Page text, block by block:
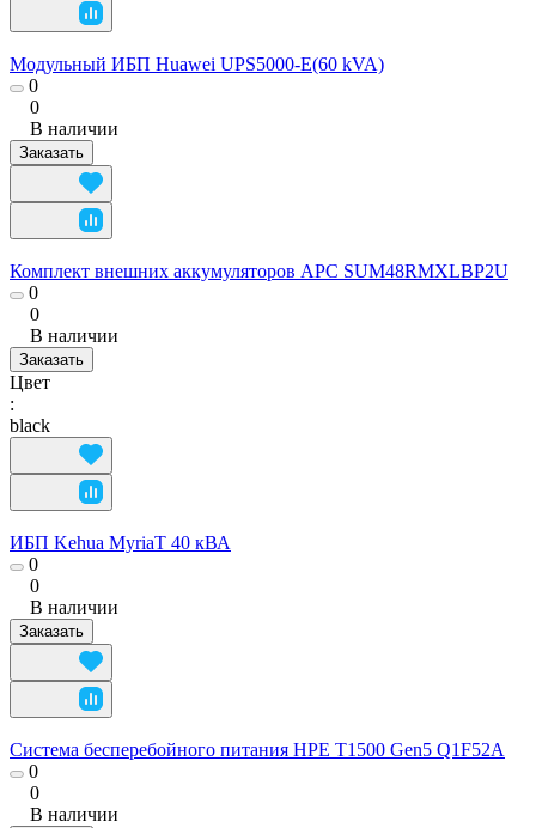
Модульный ИБП Huawei UPS5000-E(60 kVA)
0
0
В наличии
Заказать
Комплект внешних аккумуляторов APC SUM48RMXLBP2U
0
0
В наличии
Заказать
Цвет
:
black
ИБП Kehua MyriaT 40 кВА
0
0
В наличии
Заказать
Система бесперебойного питания HPE T1500 Gen5 Q1F52A
0
0
В наличии